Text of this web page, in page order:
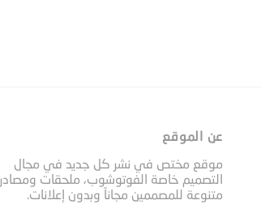
عن الموقع
موقع مختص في نشر كل جديد في مجال
التصميم خاصة الفوتوشوب، ملحقات ومصادر
متنوعة للمصممين مجاناً وبدون إعلانات.